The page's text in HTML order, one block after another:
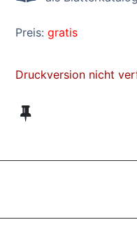
Preis: gratis
Druckversion nicht